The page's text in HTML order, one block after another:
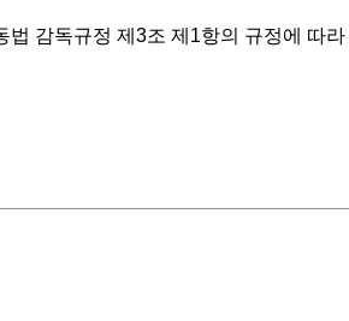
감독규정 제3조 제1항의 규정에 따